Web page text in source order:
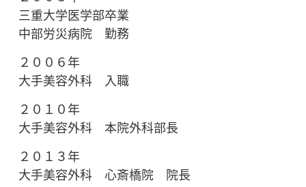
三重大学医学部卒業
中部労災病院 勤務
２００６年
大手美容外科 入職
２０１０年
大手美容外科 本院外科部長
２０１３年
大手美容外科 心斎橋院 院長